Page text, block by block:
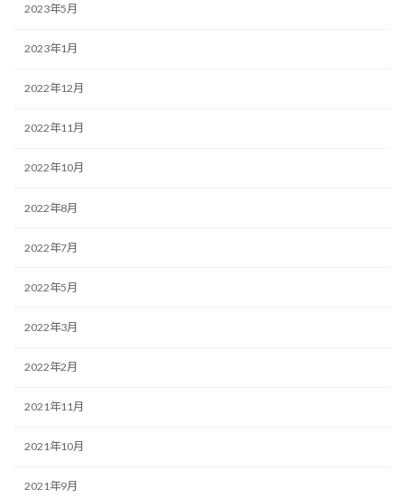
2023年5月
2023年1月
2022年12月
2022年11月
2022年10月
2022年8月
2022年7月
2022年5月
2022年3月
2022年2月
2021年11月
2021年10月
2021年9月